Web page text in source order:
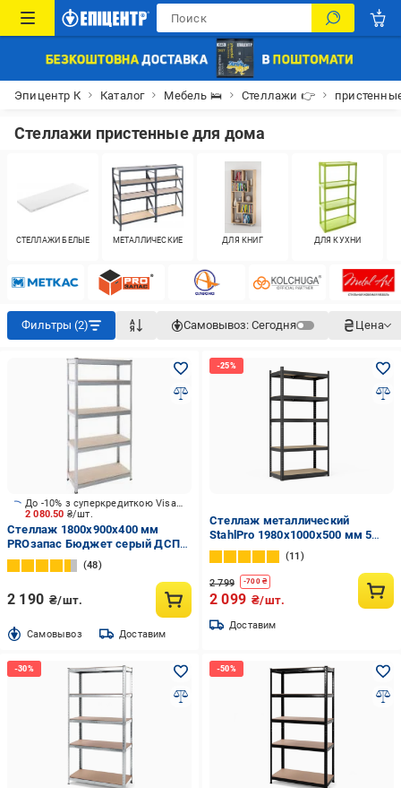
Эпицентр К Каталог Мебель 🛌 Стеллажи 👉
Стеллажи пристенные для дома
СТЕЛЛАЖИ БЕЛЫЕ МЕТАЛЛИЧЕСКИЕ ДЛЯ КНИГ ДЛЯ КУХНИ
Фильтры (2) Самовывоз: Сегодня Цена
2 080.50 ₴/шт.
До -10% з суперкредиткою Visa Вигода
Стеллаж 1800x900x400 мм
PROзапас Бюджет серый ДСП
полки 5 шт. цинкованный
48
2 190 ₴/шт.
Cамовывоз Доставим
Стеллаж металлический
StahlPro 1980x1000x500 мм 5
полок МДФ Черный
11
2 799 -700₴
2 099 ₴/шт.
Доставим